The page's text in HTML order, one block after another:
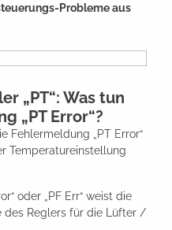
Probleme aus
„PT“: Was tun
„PT Error“?
Fehlermeldung „PT Error“
Temperatureinstellung
oder „PF Err“ weist die
des Reglers für die Lüfter /